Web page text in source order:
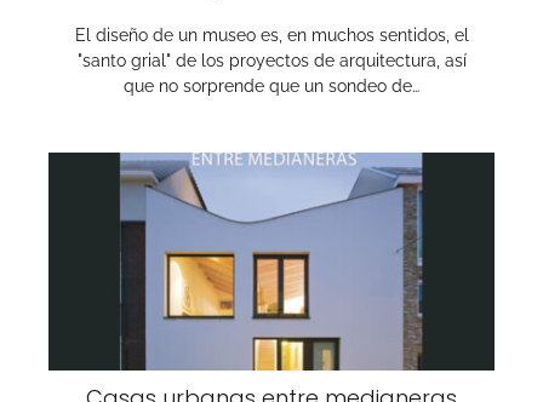
El diseño de un museo es, en muchos sentidos, el
"santo grial" de los proyec­tos de arquitectura, así
que no sorprende que un sondeo de…